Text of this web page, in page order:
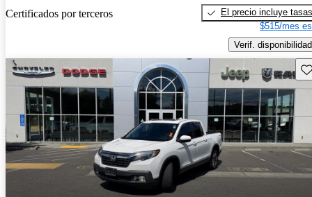
Certificados por terceros
El precio incluye tasas
$515/mes
Verif. disponibilidad